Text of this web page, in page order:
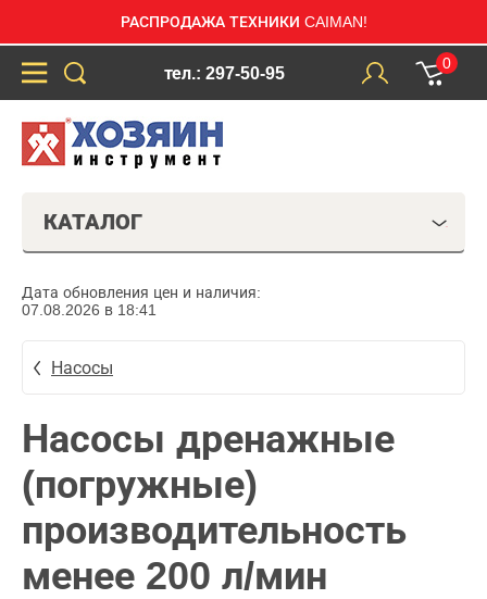
РАСПРОДАЖА ТЕХНИКИ CAIMAN!
тел.: 297-50-95
0
КАТАЛОГ
Дата обновления цен и наличия:
07.08.2026 в 18:41
Насосы
Насосы дренажные
(погружные)
производительность
менее 200 л/мин